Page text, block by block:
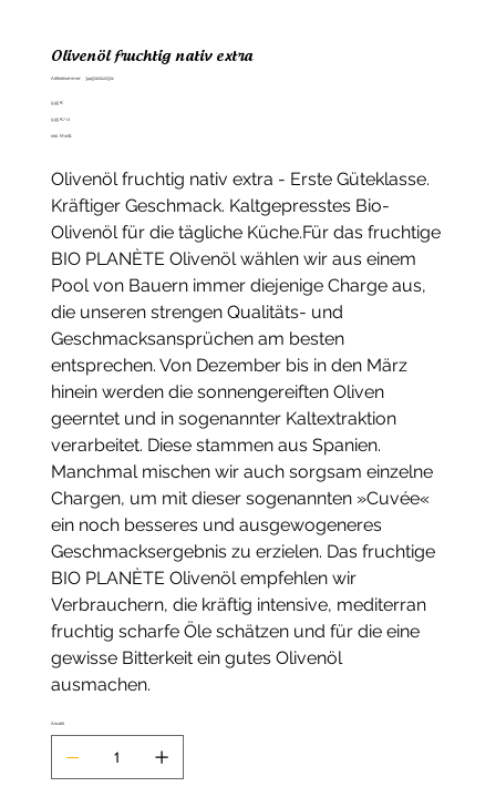
Olivenöl fruchtig nativ extra
Artikelnummer:
Artikelnummer:
3445020222501
Preis
9,95 €
9,95 €
pro
9,95 €/ 1l
inkl. MwSt.
Olivenöl fruchtig nativ extra - Erste Güteklasse.
Kräftiger Geschmack. Kaltgepresstes Bio-
Olivenöl für die tägliche Küche.Für das fruchtige
BIO PLANÈTE Olivenöl wählen wir aus einem
Pool von Bauern immer diejenige Charge aus,
die unseren strengen Qualitäts- und
Geschmacksansprüchen am besten
entsprechen. Von Dezember bis in den März
hinein werden die sonnengereiften Oliven
geerntet und in sogenannter Kaltextraktion
verarbeitet. Diese stammen aus Spanien.
Manchmal mischen wir auch sorgsam einzelne
Chargen, um mit dieser sogenannten »Cuvée«
ein noch besseres und ausgewogeneres
Geschmacksergebnis zu erzielen. Das fruchtige
BIO PLANÈTE Olivenöl empfehlen wir
Verbrauchern, die kräftig intensive, mediterran
fruchtig scharfe Öle schätzen und für die eine
gewisse Bitterkeit ein gutes Olivenöl
ausmachen.
Anzahl